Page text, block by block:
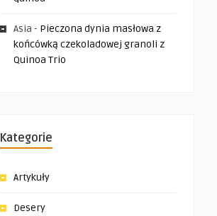
Asia - Pieczona dynia masłowa z
końcówką czekoladowej granoli z
Quinoa Trio
Kategorie
Artykuły
Desery